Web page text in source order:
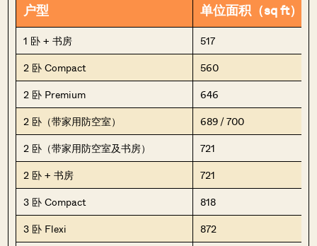
户型 单位面积（sq ft）
1 卧 + 书房
517
2 卧 Compact
560
2 卧 Premium
646
2 卧（带家用防空室）
689 / 700
2 卧（带家用防空室及书房）
721
2 卧 + 书房
721
3 卧 Compact
818
3 卧 Flexi
872